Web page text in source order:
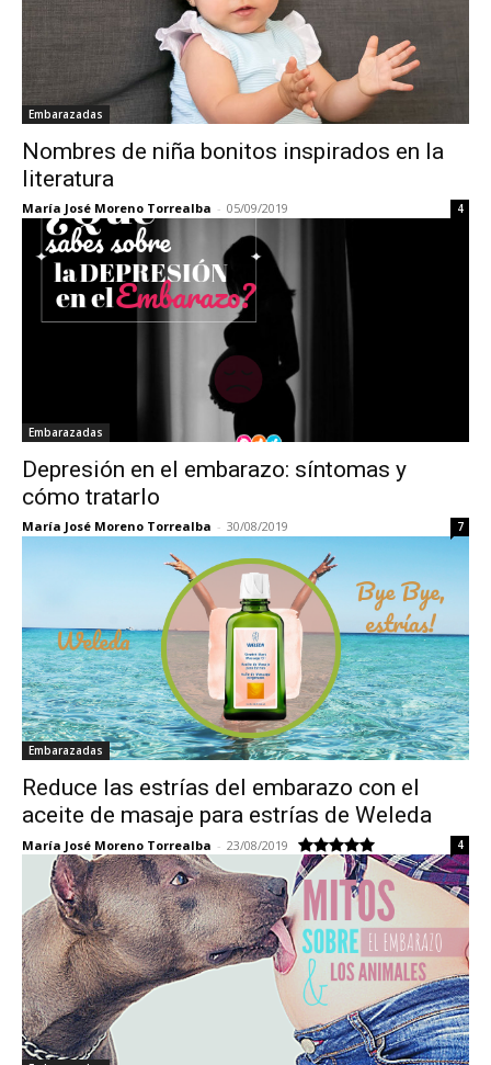
Embarazadas
Nombres de niña bonitos inspirados en la
literatura
María José Moreno Torrealba - 05/09/2019 4
Embarazadas
Depresión en el embarazo: síntomas y
cómo tratarlo
María José Moreno Torrealba - 30/08/2019 7
Embarazadas
Reduce las estrías del embarazo con el
aceite de masaje para estrías de Weleda
María José Moreno Torrealba - 23/08/2019 4